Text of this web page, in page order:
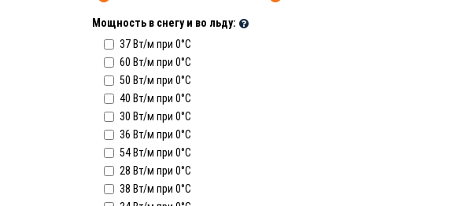
Мощность в снегу и во льду:
37 Вт/м при 0°C
60 Вт/м при 0°C
50 Вт/м при 0°C
40 Вт/м при 0°C
30 Вт/м при 0°C
36 Вт/м при 0°C
54 Вт/м при 0°C
28 Вт/м при 0°C
38 Вт/м при 0°C